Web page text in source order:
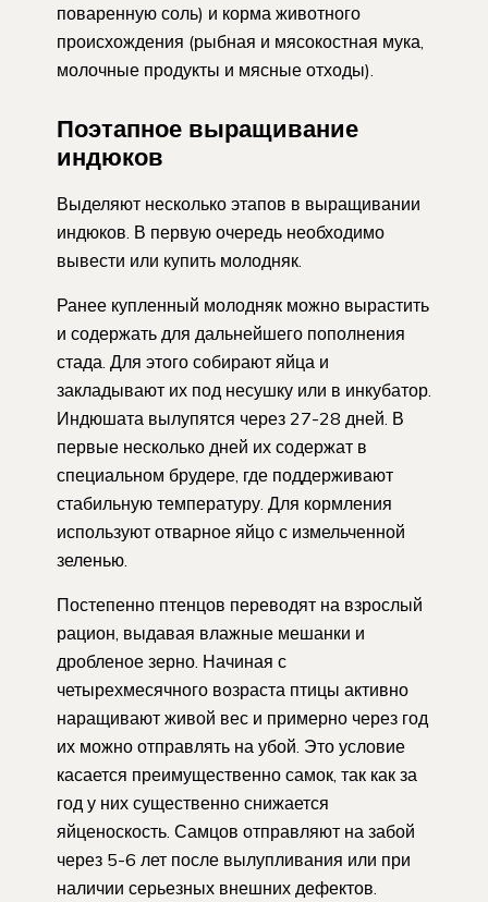
поваренную соль) и корма животного
происхождения (рыбная и мясокостная мука,
молочные продукты и мясные отходы).
Поэтапное выращивание
индюков
Выделяют несколько этапов в выращивании
индюков. В первую очередь необходимо
вывести или купить молодняк.
Ранее купленный молодняк можно вырастить
и содержать для дальнейшего пополнения
стада. Для этого собирают яйца и
закладывают их под несушку или в инкубатор.
Индюшата вылупятся через 27-28 дней. В
первые несколько дней их содержат в
специальном брудере, где поддерживают
стабильную температуру. Для кормления
используют отварное яйцо с измельченной
зеленью.
Постепенно птенцов переводят на взрослый
рацион, выдавая влажные мешанки и
дробленое зерно. Начиная с
четырехмесячного возраста птицы активно
наращивают живой вес и примерно через год
их можно отправлять на убой. Это условие
касается преимущественно самок, так как за
год у них существенно снижается
яйценоскость. Самцов отправляют на забой
через 5-6 лет после вылупливания или при
наличии серьезных внешних дефектов.